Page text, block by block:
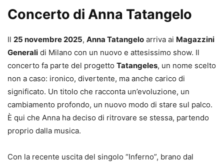
Concerto di Anna Tatangelo
Il 25 novembre 2025, Anna Tatangelo arriva ai Magazzini
Generali di Milano con un nuovo e attesissimo show. Il
concerto fa parte del progetto Tatangeles, un nome scelto
non a caso: ironico, divertente, ma anche carico di
significato. Un titolo che racconta un’evoluzione, un
cambiamento profondo, un nuovo modo di stare sul palco.
È qui che Anna ha deciso di ritrovare se stessa, partendo
proprio dalla musica.
Con la recente uscita del singolo “Inferno”, brano dal